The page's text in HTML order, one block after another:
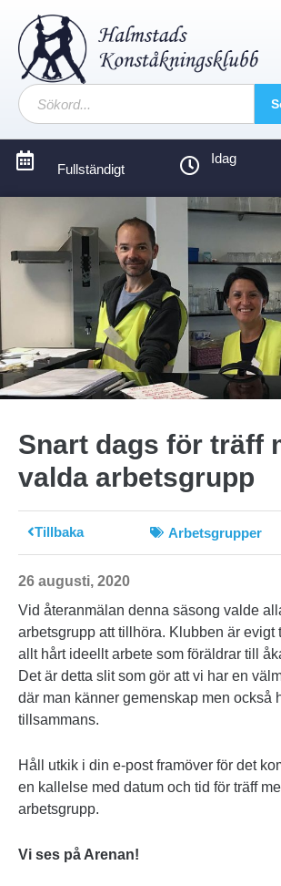
Fullständigt
Idag
Snart dags för träff
valda arbetsgrupp
Tillbaka Arbetsgrupper
26 augusti, 2020
Vid återanmälan denna säsong valde
arbetsgrupp att tillhöra. Klubben är evigt
allt hårt ideellt arbete som föräldrar till
Det är detta slit som gör att vi har en
där man känner gemenskap men också
tillsammans.
Håll utkik i din e-post framöver för det
en kallelse med datum och tid för träff
arbetsgrupp.
Vi ses på Arenan!